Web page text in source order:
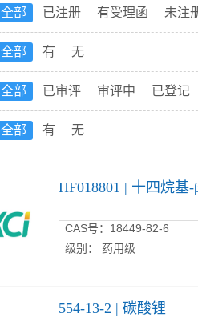
Macco（捷克） TEREOS（法国
Kirsch Pharma柯驰医药（德国）
RONPHARM
全部 已注册 有受理函 未注
全部 有 无
全部 已审评 审评中 已登记
全部 有 无
HF018801 | 十四烷基
CAS号：18449-82-6
级别： 药用级
554-13-2 | 碳酸锂